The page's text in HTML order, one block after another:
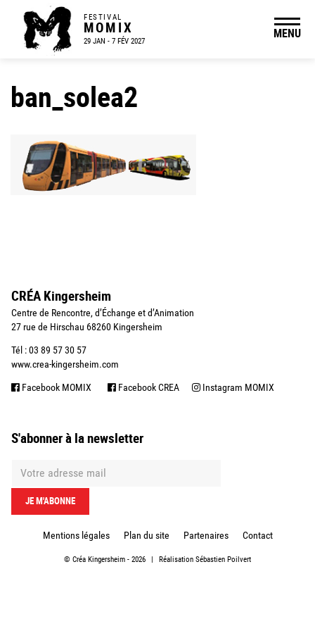
FESTIVAL
MOMIX
29 JAN - 7 FÉV 2027
MENU
ban_solea2
CRÉA Kingersheim
Centre de Rencontre, d’Échange et d’Animation
27 rue de Hirschau 68260 Kingersheim
Tél : 03 89 57 30 57
www.crea-kingersheim.com
Facebook MOMIX Facebook CREA Instagram MOMIX
S'abonner à la newsletter
Mentions légales Plan du site Partenaires Contact
© Créa Kingersheim - 2026 | Réalisation Sébastien Poilvert